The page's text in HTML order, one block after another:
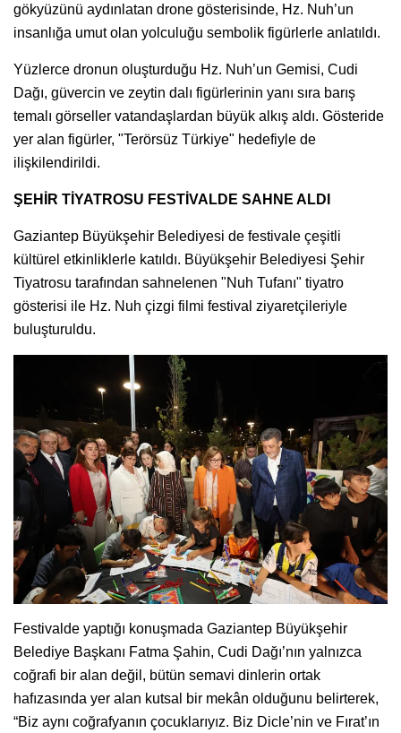
gökyüzünü aydınlatan drone gösterisinde, Hz. Nuh’un
insanlığa umut olan yolculuğu sembolik figürlerle anlatıldı.
Yüzlerce dronun oluşturduğu Hz. Nuh’un Gemisi, Cudi
Dağı, güvercin ve zeytin dalı figürlerinin yanı sıra barış
temalı görseller vatandaşlardan büyük alkış aldı. Gösteride
yer alan figürler, "Terörsüz Türkiye" hedefiyle de
ilişkilendirildi.
ŞEHİR TİYATROSU FESTİVALDE SAHNE ALDI
Gaziantep Büyükşehir Belediyesi de festivale çeşitli
kültürel etkinliklerle katıldı. Büyükşehir Belediyesi Şehir
Tiyatrosu tarafından sahnelenen "Nuh Tufanı" tiyatro
gösterisi ile Hz. Nuh çizgi filmi festival ziyaretçileriyle
buluşturuldu.
Festivalde yaptığı konuşmada Gaziantep Büyükşehir
Belediye Başkanı Fatma Şahin, Cudi Dağı’nın yalnızca
coğrafi bir alan değil, bütün semavi dinlerin ortak
hafızasında yer alan kutsal bir mekân olduğunu belirterek,
“Biz aynı coğrafyanın çocuklarıyız. Biz Dicle’nin ve Fırat’ın